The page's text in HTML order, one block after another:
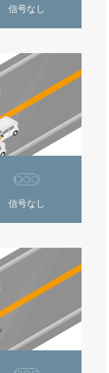
信号なし
信号なし